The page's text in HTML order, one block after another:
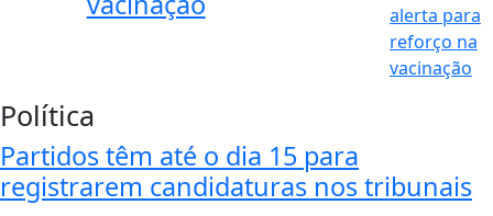
Política
Partidos têm até o dia 15 para
registrarem candidaturas nos tribunais